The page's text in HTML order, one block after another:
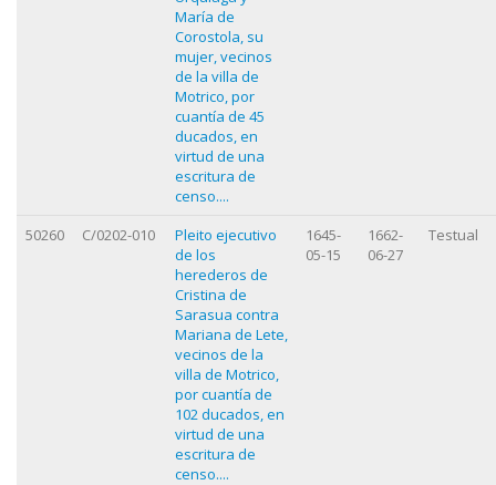
María de
Corostola, su
mujer, vecinos
de la villa de
Motrico, por
cuantía de 45
ducados, en
virtud de una
escritura de
censo....
50260 C/0202-010
Pleito ejecutivo
de los
herederos de
Cristina de
Sarasua contra
Mariana de Lete,
vecinos de la
villa de Motrico,
por cuantía de
102 ducados, en
virtud de una
escritura de
censo....
1645-
05-15
1662-
06-27
Testual